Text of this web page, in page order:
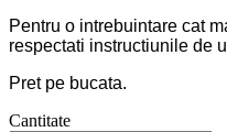
Pentru o intrebuintare cat
respectati instructiunile de
Pret pe bucata.
Cantitate